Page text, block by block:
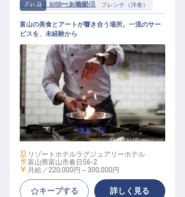
正社員 調理（調理師） フレンチ（洋食）
調理スタッフ
リバーリトリート雅樂倶
富山の美食とアートが響き合う場所。一流のサー
ビスを、未経験から
施設業態
リゾートホテルラグジュアリーホテル
勤務地
富山県富山市春日56-2
給与
月給／220,000円～ 300,000円
キープする 詳しく見る